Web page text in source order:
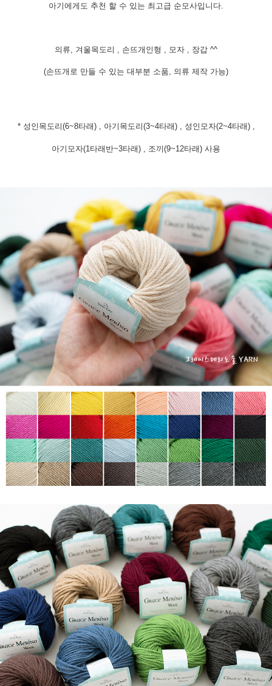
아기에게도 추천 할 수 있는 최고급 순모사입니다.
의류, 겨울목도리 , 손뜨개인형 , 모자 , 장갑 ^^
(손뜨개로 만들 수 있는 대부분 소품, 의류 제작 가능)
* 성인목도리(6~8타래) , 아기목도리(3~4타래) , 성인모자(2~4타래) ,
아기모자(1타래반~3타래) , 조끼(9~12타래) 사용